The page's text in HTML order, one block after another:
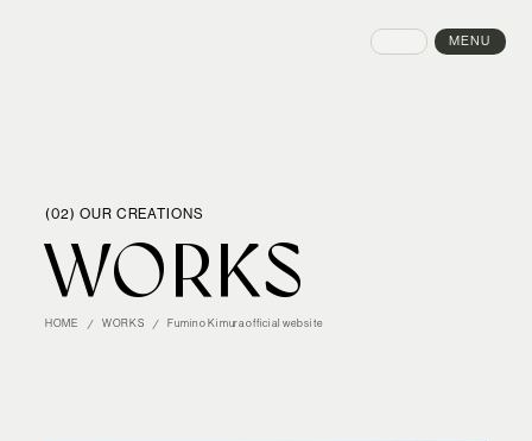
MENU
CLOSE
(02) OUR CREATIONS
WORKS
HOME WORKS Fumino Kimura official website